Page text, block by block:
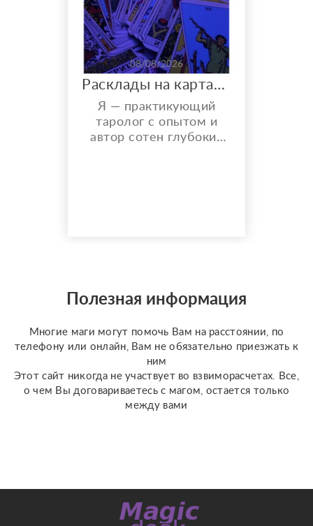
08/08/2026
Расклады на картах Таро. Таролог онлайн.
Я — практикующий
таролог с опытом и
автор сотен глубоких
конкретную задачу
(Классическое Таро
Таро ...
Полезная информация
Многие маги могут помочь Вам на расстоянии, по
телефону или онлайн, Вам не обязательно приезжать к
ним
Этот сайт никогда не участвует во взвиморасчетах. Все,
о чем Вы договариваетесь с магом, остается только
между вами